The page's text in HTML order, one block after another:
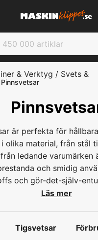
& Verktyg / Svets &
Pinnsvetsar
är perfekta för
olika material, från stål
ledande
och smidig
och gör-det-själv-
Läs mer
Tigsvetsar